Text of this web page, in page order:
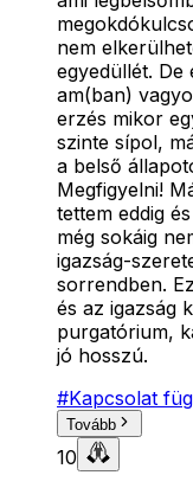
nem
egyedüllét. De
am(ban)
erzés mikor
szinte sípol,
a belső
Megfigyelni!
tettem eddig
még sokáig
igazság-
sorrendben.
és az igazság
purgatórium,
jó hosszú.
#Kapcsolat
Tovább
10